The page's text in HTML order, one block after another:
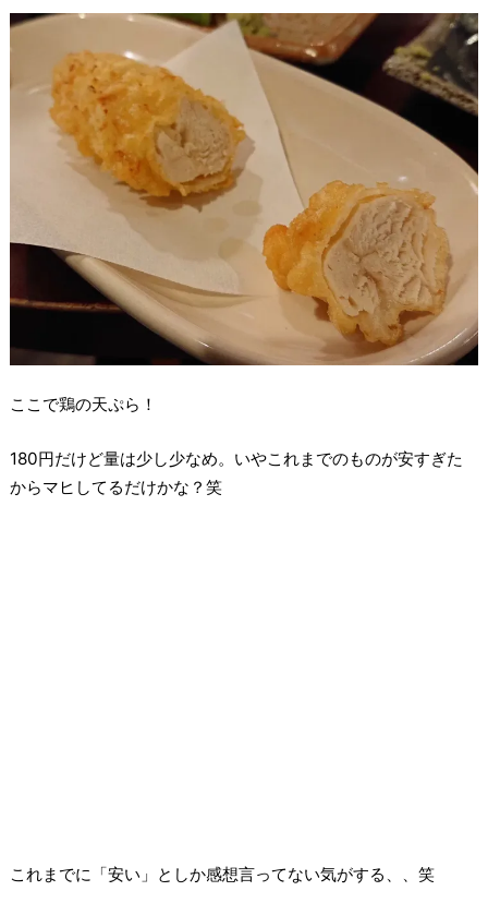
ここで鶏の天ぷら！
180円だけど量は少し少なめ。いやこれまでのものが安すぎた
からマヒしてるだけかな？笑
これまでに「安い」としか感想言ってない気がする、、笑